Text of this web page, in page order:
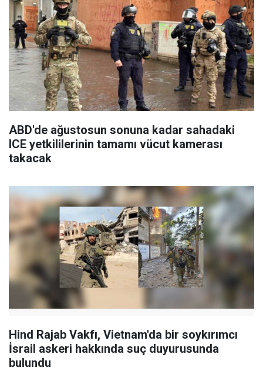
ABD'de ağustosun sonuna kadar sahadaki
ICE yetkililerinin tamamı vücut kamerası
takacak
Hind Rajab Vakfı, Vietnam'da bir soykırımcı
İsrail askeri hakkında suç duyurusunda
bulundu